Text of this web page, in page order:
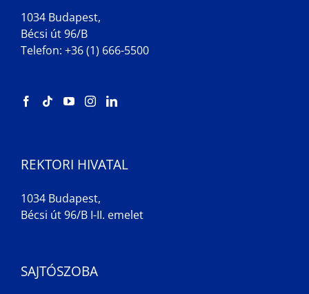
1034 Budapest,
Bécsi út 96/B
Telefon: +36 (1) 666-5500
REKTORI HIVATAL
1034 Budapest,
Bécsi út 96/B I-II. emelet
SAJTÓSZOBA